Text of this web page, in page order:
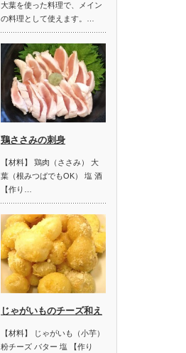
大葉を使った料理で、メイン
の料理として使えます。…
鶏ささみの刺身
【材料】 鶏肉（ささみ） 大
葉（根みつばでもOK） 塩 酒
【作り…
じゃがいものチーズ和え
【材料】 じゃがいも（小芋）
粉チーズ バター 塩 【作り